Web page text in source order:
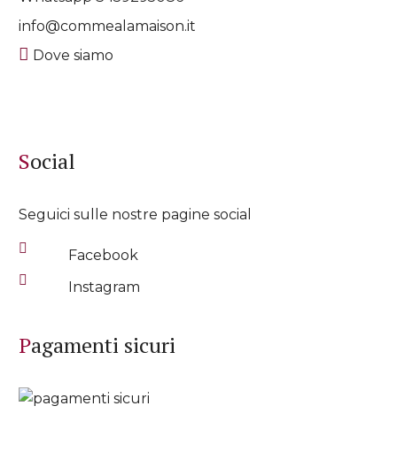
info@commealamaison.it
Dove siamo
Social
Seguici sulle nostre pagine social
Facebook
Instagram
Pagamenti sicuri